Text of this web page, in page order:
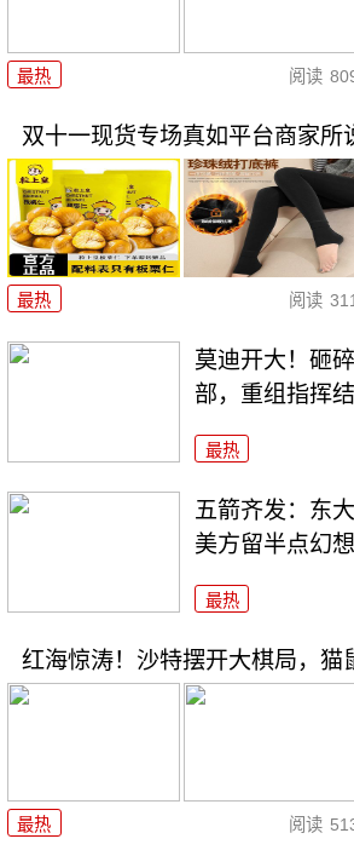
最热 阅读
双十一现货专场真如平台商家所
最热 阅读
莫迪开大！砸
部，重组指挥
最热
五箭齐发：东
美方留半点幻想
最热
红海惊涛！沙特摆开大棋局，猫
最热 阅读